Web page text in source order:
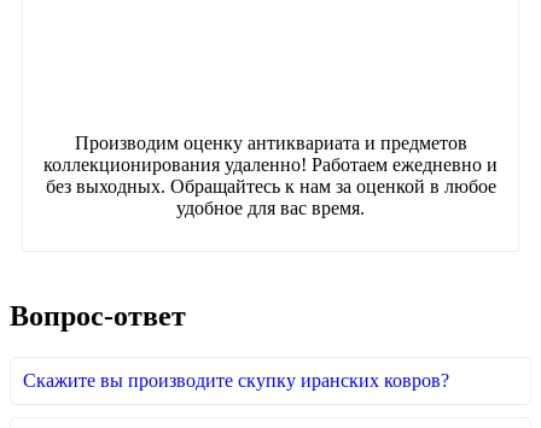
Производим оценку антиквариата и предметов
коллекционирования удаленно! Работаем ежедневно и
без выходных. Обращайтесь к нам за оценкой в любое
удобное для вас время.
Вопрос-ответ
Скажите вы производите скупку иранских ковров?